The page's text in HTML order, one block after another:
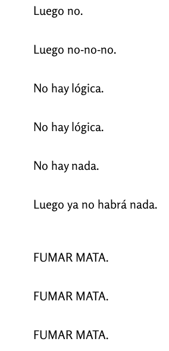
Luego no.
Luego no-no-no.
No hay lógica.
No hay lógica.
No hay nada.
Luego ya no habrá nada.
FUMAR MATA.
FUMAR MATA.
FUMAR MATA.